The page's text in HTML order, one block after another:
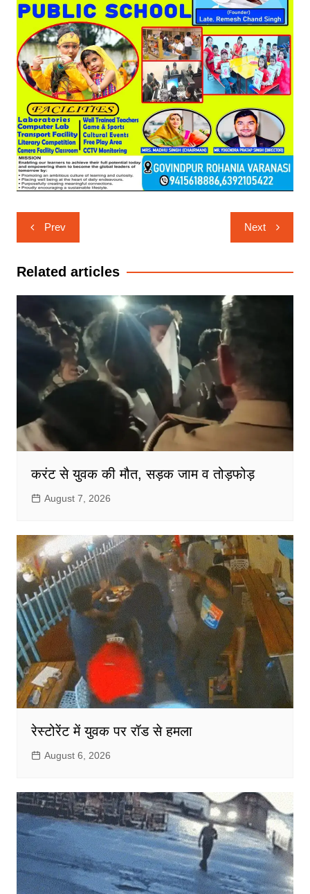
Post
navigation
Prev Next
Related articles
करंट से युवक की मौत, सड़क जाम व तोड़फोड़
August 7, 2026
रेस्टोरेंट में युवक पर रॉड से हमला
August 6, 2026